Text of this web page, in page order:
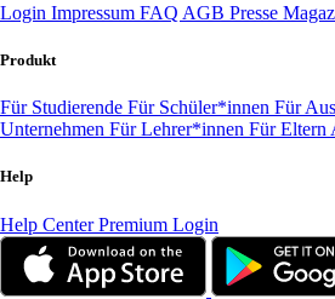
Login Impressum FAQ AGB Presse
Produkt
Für Studierende Für Schüler*innen Für
Unternehmen Für Lehrer*innen Für Eltern
Help
Help CenterPremium Login